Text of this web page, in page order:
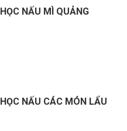
HỌC NẤU MÌ QUẢNG
HỌC NẤU CÁC MÓN LẨU